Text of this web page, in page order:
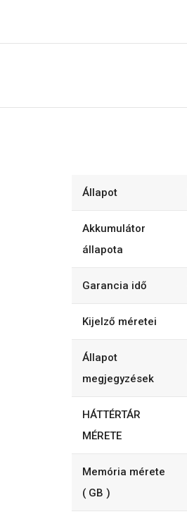
Állapot
Akkumulátor
állapota
Garancia idő
Kijelző méretei
Állapot
megjegyzések
HÁTTÉRTÁR
MÉRETE
Memória mérete
( GB )